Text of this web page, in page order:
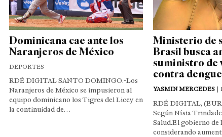
Dominicana cae ante los
Naranjeros de México
DEPORTES
RDÉ DIGITAL SANTO DOMINGO.-Los
Naranjeros de México se impusieron al
equipo dominicano los Tigres del Licey en
la continuidad de…
Ministerio de
Brasil busca
suministro de
contra dengue
YASMIN MERCEDES |
RDÉ DIGITAL,
Según Nísia
Salud.El gobierno de
considerando